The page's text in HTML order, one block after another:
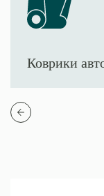
Коврики